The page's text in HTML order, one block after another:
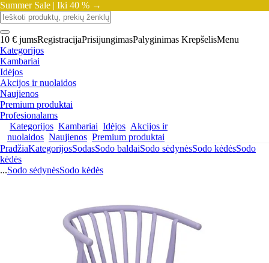
Summer Sale | Iki 40 % →
10 € jumsRegistracijaPrisijungimasPalyginimas KrepšelisMenu
Kategorijos
Kambariai
Idėjos
Akcijos ir nuolaidos
Naujienos
Premium produktai
Profesionalams
Kategorijos Kambariai Idėjos Akcijos ir
nuolaidos Naujienos Premium produktai
PradžiaKategorijosSodasSodo baldaiSodo sėdynėsSodo kėdėsSodo
kėdės
...Sodo sėdynėsSodo kėdės